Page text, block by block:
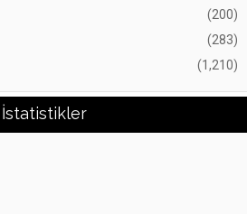
(200)
(283)
(1,210)
İstatistikler